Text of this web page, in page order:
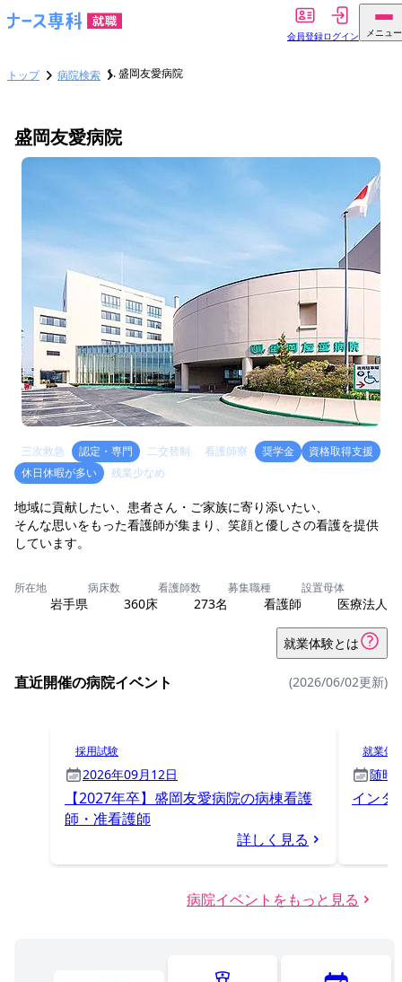
会員登録ログイン メニュー
トップ 病院検索 盛岡友愛病院
盛岡友愛病院
三次救急 認定・専門 二交替制 看護師寮 奨学金
資格取得支援
休日休暇が多い
残業少なめ
地域に貢献したい、患者さん・ご家族に寄り添いたい、
そんな思いをもった看護師が集まり、笑顔と優しさの看護を提供
しています。
所在地
岩手県
病床数
360床
看護師数
273名
募集職種
看護師
設置母体
医療法人
就業体験とは
直近開催の病院イベント (2026/06/02更新)
採用試験
2026年09月12日
【2027年卒】盛岡友愛病院の病棟看護
師・准看護師
詳しく見る
就業体
随時
インタ
病院イベントをもっと見る